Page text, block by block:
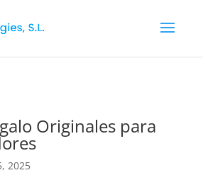
Originales para
2025